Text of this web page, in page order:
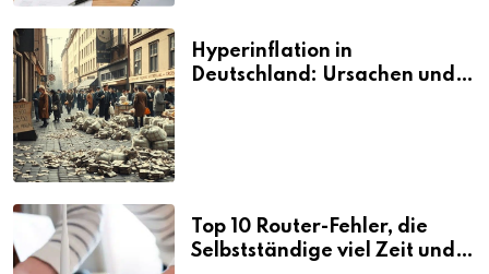
Hyperinflation in
Deutschland: Ursachen und
Top 10 Router-Fehler, die
Selbstständige viel Zeit und